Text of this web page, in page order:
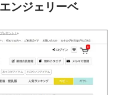
ンジェリーベ